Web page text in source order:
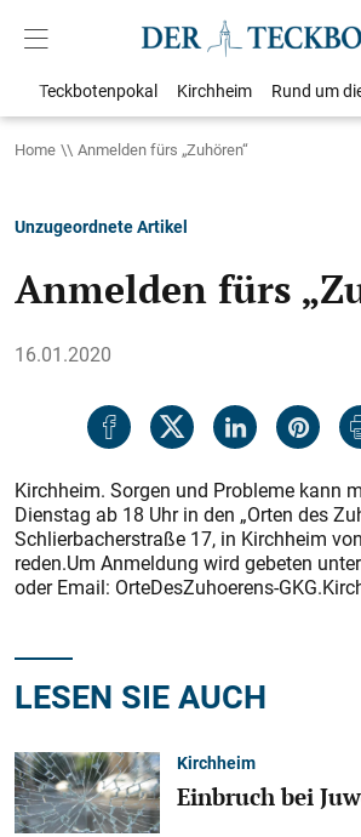
Teckbotenpokal Kirchheim Rund um
Home Anmelden fürs „Zuhören“
Unzugeordnete Artikel
Anmelden fürs
16.01.2020
Kirchheim. Sorgen und Probleme kann
Dienstag ab 18 Uhr in den „Orten des
Schlierbacherstraße 17, in Kirchheim
reden.Um Anmeldung wird gebeten
oder Email: OrteDesZuhoerens-
LESEN SIE AUCH
Kirchheim
Einbruch bei